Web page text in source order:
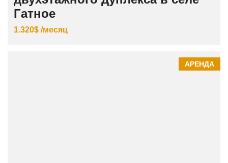
Гатное
1.320$ /месяц
АРЕНДА